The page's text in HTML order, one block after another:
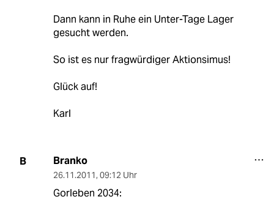
Dann kann in Ruhe ein Unter-Tage Lager
gesucht werden.
So ist es nur fragwürdiger Aktionsimus!
Glück auf!
Karl
B Branko
26.11.2011, 09:12 Uhr
Gorleben 2034: